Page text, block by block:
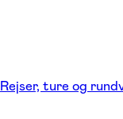
Rejser, ture og